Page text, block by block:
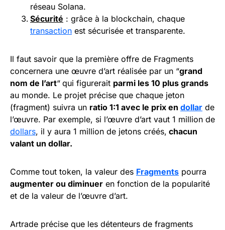
réseau Solana.
Sécurité : grâce à la blockchain, chaque
transaction est sécurisée et transparente.
Il faut savoir que la première offre de Fragments
concernera une œuvre d’art réalisée par un “grand
nom de l’art“ qui figurerait parmi les 10 plus grands
au monde. Le projet précise que chaque jeton
(fragment) suivra un ratio 1:1 avec le prix en dollar de
l’œuvre. Par exemple, si l’œuvre d’art vaut 1 million de
dollars, il y aura 1 million de jetons créés, chacun
valant un dollar.
Comme tout token, la valeur des Fragments pourra
augmenter ou diminuer en fonction de la popularité
et de la valeur de l’œuvre d’art.
Artrade précise que les détenteurs de fragments